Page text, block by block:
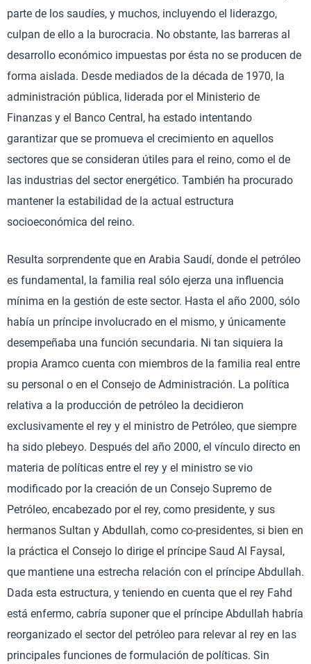
parte de los saudíes, y muchos, incluyendo el liderazgo,
culpan de ello a la burocracia. No obstante, las barreras al
desarrollo económico impuestas por ésta no se producen de
forma aislada. Desde mediados de la década de 1970, la
administración pública, liderada por el Ministerio de
Finanzas y el Banco Central, ha estado intentando
garantizar que se promueva el crecimiento en aquellos
sectores que se consideran útiles para el reino, como el de
las industrias del sector energético. También ha procurado
mantener la estabilidad de la actual estructura
socioeconómica del reino.
Resulta sorprendente que en Arabia Saudí, donde el petróleo
es fundamental, la familia real sólo ejerza una influencia
mínima en la gestión de este sector. Hasta el año 2000, sólo
había un príncipe involucrado en el mismo, y únicamente
desempeñaba una función secundaria. Ni tan siquiera la
propia Aramco cuenta con miembros de la familia real entre
su personal o en el Consejo de Administración. La política
relativa a la producción de petróleo la decidieron
exclusivamente el rey y el ministro de Petróleo, que siempre
ha sido plebeyo. Después del año 2000, el vínculo directo en
materia de políticas entre el rey y el ministro se vio
modificado por la creación de un Consejo Supremo de
Petróleo, encabezado por el rey, como presidente, y sus
hermanos Sultan y Abdullah, como co-presidentes, si bien en
la práctica el Consejo lo dirige el príncipe Saud Al Faysal,
que mantiene una estrecha relación con el príncipe Abdullah.
Dada esta estructura, y teniendo en cuenta que el rey Fahd
está enfermo, cabría suponer que el príncipe Abdullah habría
reorganizado el sector del petróleo para relevar al rey en las
principales funciones de formulación de políticas. Sin